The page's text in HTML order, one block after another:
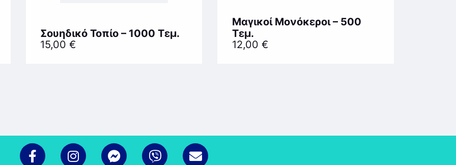
Σουηδικό Τοπίο – 1000 Τεμ.
15,00€
Μαγικοί Μονόκεροι – 500
Τεμ.
12,00€